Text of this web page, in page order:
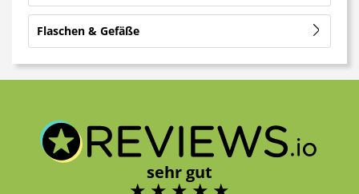
Flaschen & Gefäße
sehr gut